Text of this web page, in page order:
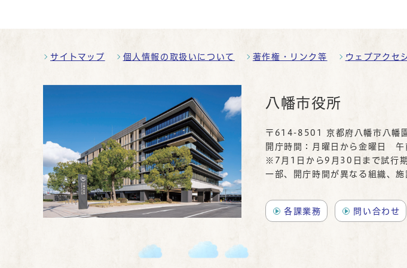
サイトマップ 個人情報の取扱いについて 著作権・リンク等 ウェブアクセ
八幡市役所
〒614-8501 京都府八幡市八幡
開庁時間：月曜日から金曜日 午
※7月1日から9月30日まで試行期
一部、開庁時間が異なる組織、施
各課業務 問い合わせ